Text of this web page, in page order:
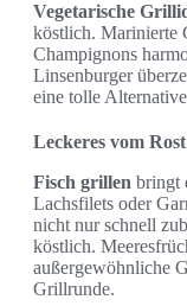
Vegetarische
köstlich. Marinierte
Champignons
Linsenburger
eine tolle
Leckeres vom
Fisch grillen bringt
Lachsfilets oder
nicht nur schnell
köstlich.
außergewöhnliche
Grillrunde.